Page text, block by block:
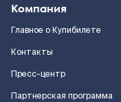
Компания
Главное о Купибилете
Контакты
Пресс-центр
Партнерская программа